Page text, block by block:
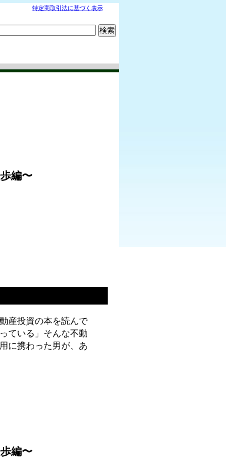
特定商取引法に基づく表示
編〜
産投資の本を読んで
ている」そんな不動
に携わった男が、あ
編〜